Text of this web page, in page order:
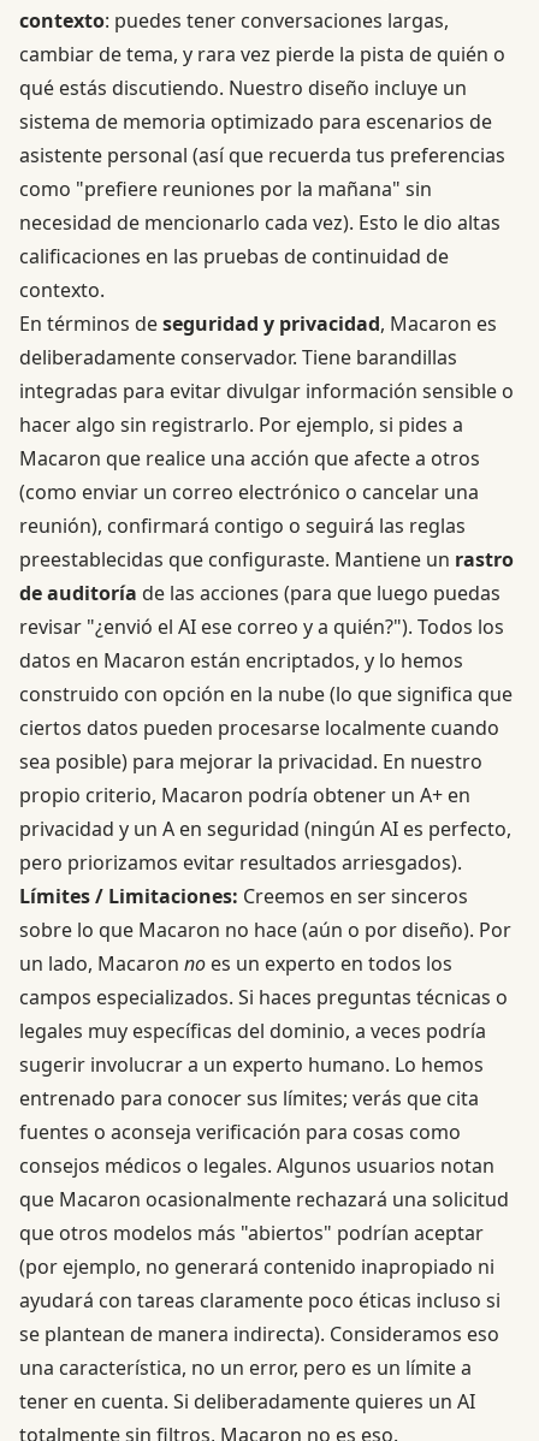
contexto: puedes tener conversaciones largas,
cambiar de tema, y rara vez pierde la pista de quién o
qué estás discutiendo. Nuestro diseño incluye un
sistema de memoria optimizado para escenarios de
asistente personal (así que recuerda tus preferencias
como "prefiere reuniones por la mañana" sin
necesidad de mencionarlo cada vez). Esto le dio altas
calificaciones en las pruebas de continuidad de
contexto.
En términos deseguridad y privacidad, Macaron es
deliberadamente conservador. Tiene barandillas
integradas para evitar divulgar información sensible o
hacer algo sin registrarlo. Por ejemplo, si pides a
Macaron que realice una acción que afecte a otros
(como enviar un correo electrónico o cancelar una
reunión), confirmará contigo o seguirá las reglas
preestablecidas que configuraste. Mantiene un rastro
de auditoría de las acciones (para que luego puedas
revisar "¿envió el AI ese correo y a quién?"). Todos los
datos en Macaron están encriptados, y lo hemos
construido con opción en la nube (lo que significa que
ciertos datos pueden procesarse localmente cuando
sea posible) para mejorar la privacidad. En nuestro
propio criterio, Macaron podría obtener un A+ en
privacidad y un A en seguridad (ningún AI es perfecto,
pero priorizamos evitar resultados arriesgados).
Límites / Limitaciones: Creemos en ser sinceros
sobre lo que Macaron no hace (aún o por diseño). Por
un lado, Macaron no es un experto en todos los
campos especializados. Si haces preguntas técnicas o
legales muy específicas del dominio, a veces podría
sugerir involucrar a un experto humano. Lo hemos
entrenado para conocer sus límites; verás que cita
fuentes o aconseja verificación para cosas como
consejos médicos o legales. Algunos usuarios notan
que Macaron ocasionalmente rechazará una solicitud
que otros modelos más "abiertos" podrían aceptar
(por ejemplo, no generará contenido inapropiado ni
ayudará con tareas claramente poco éticas incluso si
se plantean de manera indirecta). Consideramos eso
una característica, no un error, pero es un límite a
tener en cuenta. Si deliberadamente quieres un AI
totalmente sin filtros, Macaron no es eso.